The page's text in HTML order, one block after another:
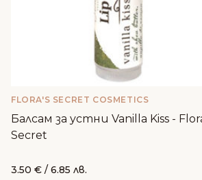
FLORA'S SECRET COSMETICS
Балсам за устни Vanilla Kiss -
Secret
3.50 € / 6.85 лв.